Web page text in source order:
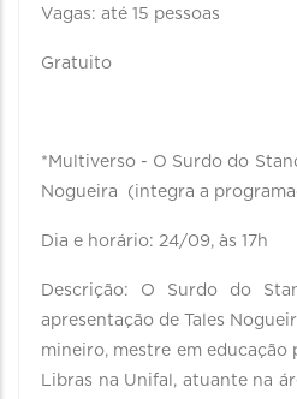
Vagas: até 15 pessoas
Gratuito
*Multiverso - O Surdo do
Nogueira (integra a
Dia e horário: 24/09, às 17h
Descrição: O Surdo do
apresentação de Tales
mineiro, mestre em educação
Libras na Unifal, atuante na